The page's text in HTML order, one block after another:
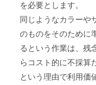
を必要とします。
同じようなカラーや
のものをそのために
るという作業は、残
らコスト的に不採算
という理由で利用価